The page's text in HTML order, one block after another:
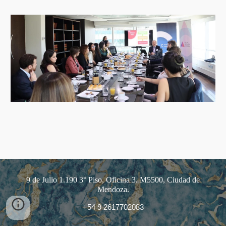
9 de Julio 1.190 3° Piso, Oficina 3. M5500, Ciudad de
Mendoza.
+54 9 2617702083